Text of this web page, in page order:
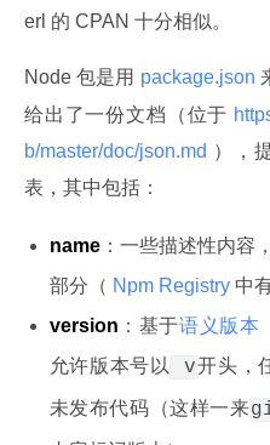
erl 的 CPAN 十分相似。
Node 包是用 package.json
给出了一份文档（位于
b/master/doc/json.md ），
表，其中包括：
name：一些描述性内容
部分（ Npm Registry 中
version ：基于语义版本
允许版本号以
v开头，
未发布代码（这样一来